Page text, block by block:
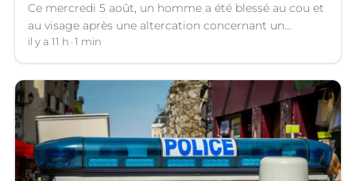
Ce mercredi 5 août, un homme a été blessé au cou et
au visage après une altercation concernant un
téléphone portable à Montpellier (Hérault).
il y a 11 h 1 min